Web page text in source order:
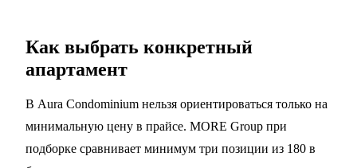
Как выбрать конкретный
апартамент
В Aura Condominium нельзя ориентироваться только на
минимальную цену в прайсе. MORE Group при
подборке сравнивает минимум три позиции из 180 в